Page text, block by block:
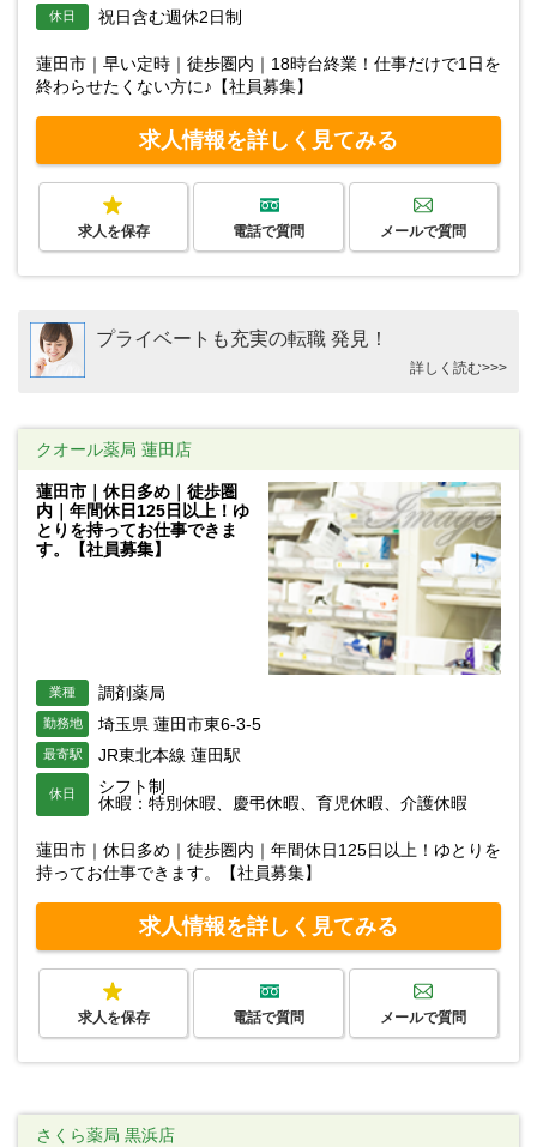
休日 祝日含む週休2日制
蓮田市｜早い定時｜徒歩圏内｜18時台終業！仕事だけで1日を
終わらせたくない方に♪【社員募集】
求人情報を詳しく見てみる
求人を保存 電話で質問 メールで質問
プライベートも充実の転職 発見！
詳しく読む>>>
クオール薬局 蓮田店
蓮田市｜休日多め｜徒歩圏
内｜年間休日125日以上！ゆ
とりを持ってお仕事できま
す。【社員募集】
業種 調剤薬局
勤務地 埼玉県 蓮田市東6-3-5
最寄駅 JR東北本線 蓮田駅
休日
シフト制
休暇：特別休暇、慶弔休暇、育児休暇、介護休暇
蓮田市｜休日多め｜徒歩圏内｜年間休日125日以上！ゆとりを
持ってお仕事できます。【社員募集】
求人情報を詳しく見てみる
求人を保存 電話で質問 メールで質問
さくら薬局 黒浜店